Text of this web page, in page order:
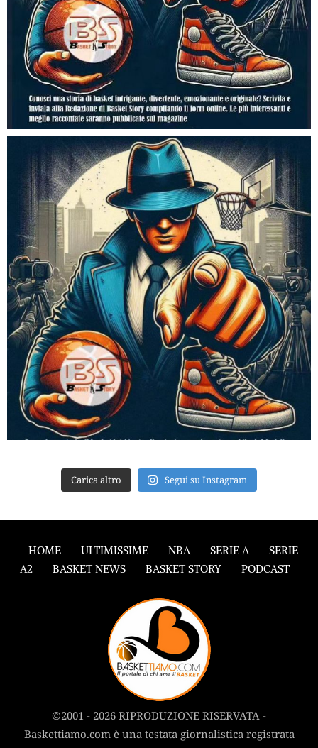
Carica altro Segui su Instagram
HOME ULTIMISSIME NBA SERIE A
SERIE
A2
BASKET NEWS BASKET STORY PODCAST
©2001 - 2026 RIPRODUZIONE RISERVATA -
Baskettiamo.com è una testata giornalistica registrata